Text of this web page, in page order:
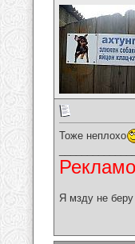
Тоже неплохо
Я мзду не беру